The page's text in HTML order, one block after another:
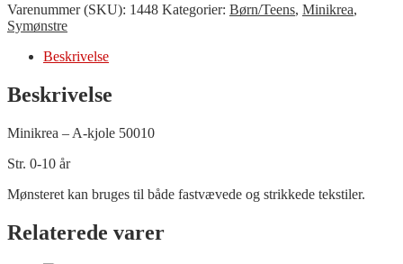
Varenummer (SKU): 1448 Kategorier: Børn/Teens, Minikrea,
Symønstre
Beskrivelse
Beskrivelse
Minikrea – A-kjole 50010
Str. 0-10 år
Mønsteret kan bruges til både fastvævede og strikkede tekstiler.
Relaterede varer